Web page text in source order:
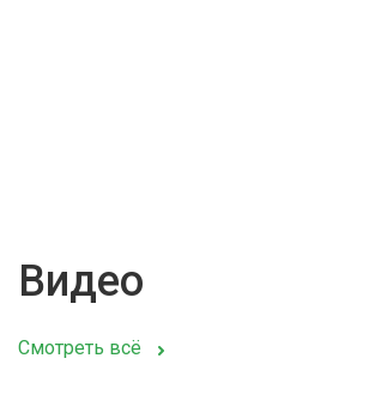
Видео
Смотреть всё